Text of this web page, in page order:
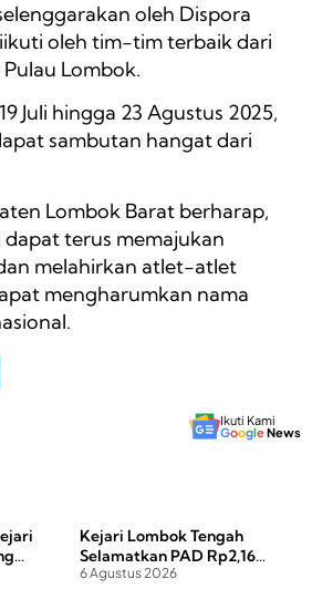
oleh Dispora
oleh tim-tim terbaik dari
Lombok.
Juli hingga 23 Agustus 2025,
sambutan hangat dari
Lombok Barat berharap,
terus memajukan
melahirkan atlet-atlet
mengharumkan nama
Ikuti Kami
GoogleNews
Kejari Lombok Tengah
Selamatkan PAD Rp2,16
Miliar dari Tunggakan Pajak
6 Agustus 2026